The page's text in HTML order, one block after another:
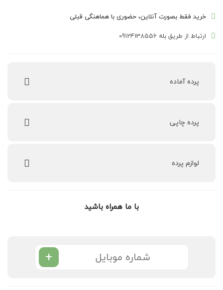
خرید فقط بصورت آنلاین، حضوری با هماهنگی قبلی
ارتباط از طریق بله 09124138556
پرده‌ آماده
پرده چاپی
لوازم پرده
با ما همراه باشید
+